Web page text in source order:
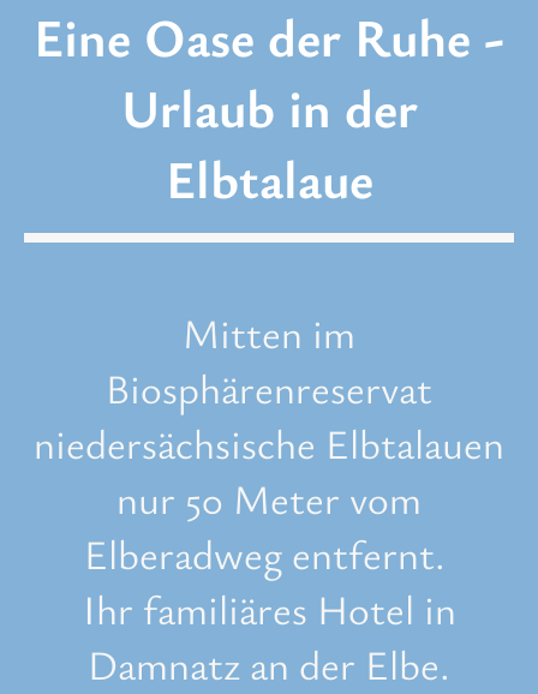
Eine Oase der Ruhe -
Urlaub in der
Elbtalaue
Mitten im
Biosphärenreservat
niedersächsische Elbtalauen
nur 50 Meter vom
Elberadweg entfernt.
Ihr familiäres Hotel in
Damnatz an der Elbe.